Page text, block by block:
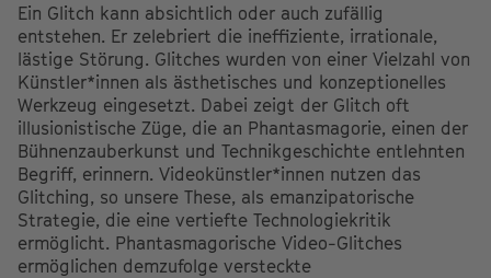
Ein Glitch kann absichtlich oder auch zufällig
entstehen. Er zelebriert die ineffiziente, irrationale,
lästige Störung. Glitches wurden von einer Vielzahl von
Künstler*innen als ästhetisches und konzeptionelles
Werkzeug eingesetzt. Dabei zeigt der Glitch oft
illusionistische Züge, die an Phantasmagorie, einen der
Bühnenzauberkunst und Technikgeschichte entlehnten
Begriff, erinnern. Videokünstler*innen nutzen das
Glitching, so unsere These, als emanzipatorische
Strategie, die eine vertiefte Technologiekritik
ermöglicht. Phantasmagorische Video-Glitches
ermöglichen demzufolge versteckte